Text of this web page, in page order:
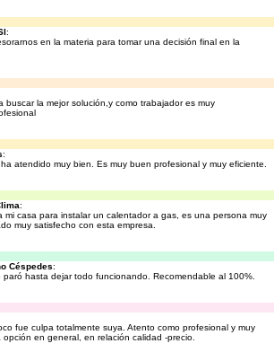
:
en la materia para tomar una decisión final en la
la mejor solución,y como trabajador es muy
:
atendido muy bien. Es muy buen profesional y muy eficiente.
:
mi casa para instalar un calentador a gas, es una persona muy
muy satisfecho con esta empresa.
Céspedes:
hasta dejar todo funcionando. Recomendable al 100%.
fue culpa totalmente suya. Atento como profesional y muy
en general, en relación calidad -precio.